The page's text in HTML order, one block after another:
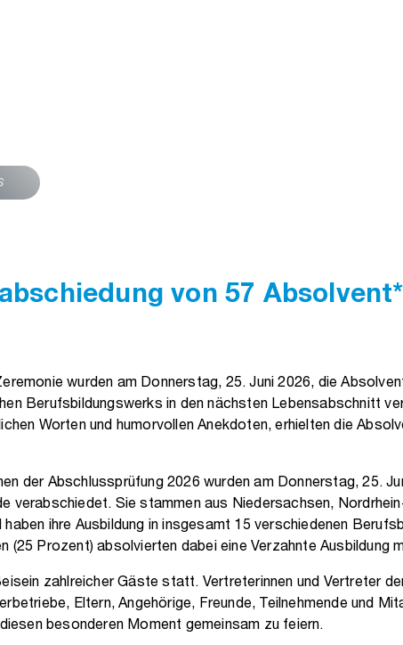
von 57
wurden am Donnerstag, 25. Juni 2026, die
Berufsbildungswerks in den nächsten Lebensabschnitt
Worten und humorvollen Anekdoten, erhielten die
der Abschlussprüfung 2026 wurden am Donnerstag, 25.
verabschiedet. Sie stammen aus Niedersachsen,
haben ihre Ausbildung in insgesamt 15 verschiedenen
(25 Prozent) absolvierten dabei eine Verzahnte Ausbildung
zahlreicher Gäste statt. Vertreterinnen und Vertreter
Eltern, Angehörige, Freunde, Teilnehmende und
besonderen Moment gemeinsam zu feiern.